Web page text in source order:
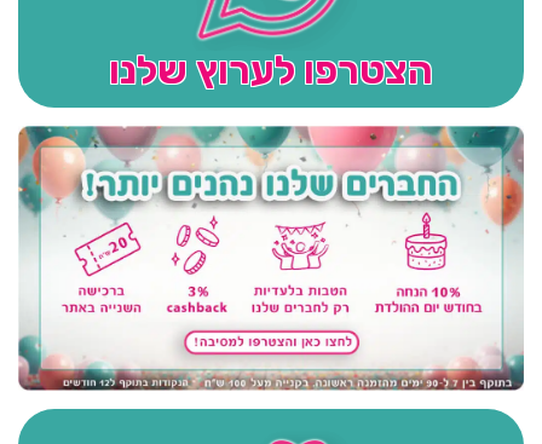
הצטרפו לערוץ שלנו